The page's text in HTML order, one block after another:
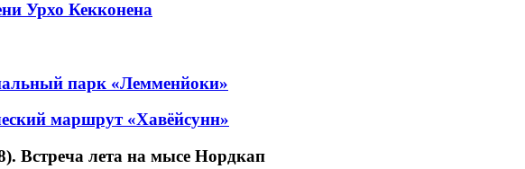
Урхо Кекконена
парк «Лемменйоки»
маршрут «Хавёйсунн»
Встреча лета на мысе Нордкап